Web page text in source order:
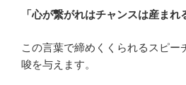
「心が繋がれはチャンスは産まれ
この言葉で締めくくられるスピー
唆を与えます。